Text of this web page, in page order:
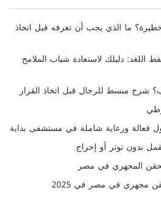
ما الذي يجب أن تعرفه قبل اتخاذ
دليلك لاستعادة شباب الملامح
شرح مبسط للرجال قبل اتخاذ القرار
فعالة ورعاية شاملة في مستشفى بداية
بدون توتر أو إحراج
المجهري في مصر
في مصر في 2025